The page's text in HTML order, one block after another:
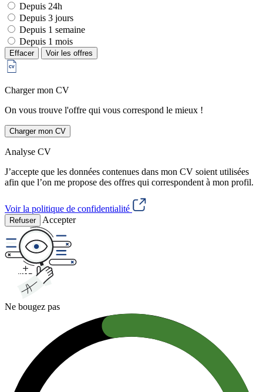
Depuis 24h
Depuis 3 jours
Depuis 1 semaine
Depuis 1 mois
Effacer Voir les offres
Charger mon CV
On vous trouve l'offre qui vous correspond le mieux !
Charger mon CV
Analyse CV
J’accepte que les données contenues dans mon CV soient utilisées
afin que l’on me propose des offres qui correspondent à mon profil.
Voir la politique de confidentialité
Refuser Accepter
Ne bougez pas